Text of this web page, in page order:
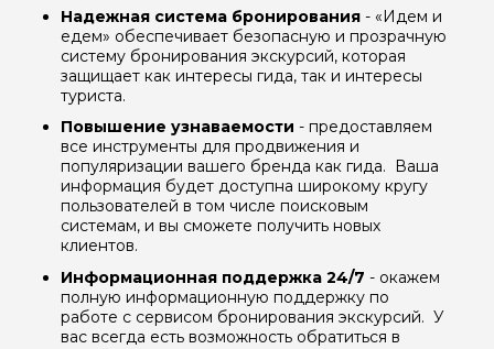
Надежная система бронирования - «Идем и
едем» обеспечивает безопасную и прозрачную
систему бронирования экскурсий, которая
защищает как интересы гида, так и интересы
туриста.
Повышение узнаваемости - предоставляем
все инструменты для продвижения и
популяризации вашего бренда как гида. Ваша
информация будет доступна широкому кругу
пользователей в том числе поисковым
системам, и вы сможете получить новых
клиентов.
Информационная поддержка 24/7 - окажем
полную информационную поддержку по
работе с сервисом бронирования экскурсий. У
вас всегда есть возможность обратиться в
Задайте свой вопрос гиду
Как вас зовут
Ваша электронная почта